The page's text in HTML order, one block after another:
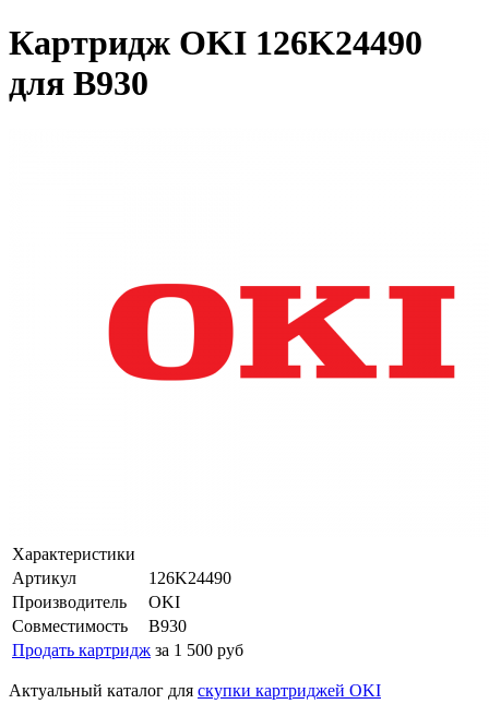
Картридж OKI 126K24490
для B930
Характеристики
Артикул
126K24490
Производитель
OKI
Совместимость
B930
Продать картридж за 1 500 руб
Актуальный каталог для скупки картриджей OKI